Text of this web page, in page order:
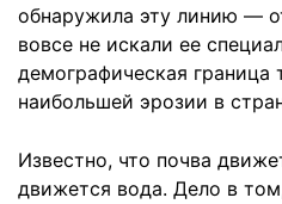
обнаружила эту линию —
вовсе не искали ее
демографическая граница
наибольшей эрозии в
Известно, что почва
движется вода. Дело в